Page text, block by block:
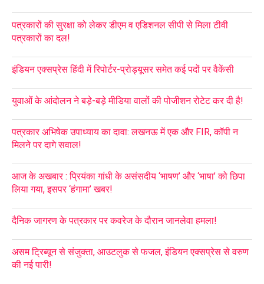
पत्रकारों की सुरक्षा को लेकर डीएम व एडिशनल सीपी से मिला टीवी
पत्रकारों का दल!
इंडियन एक्सप्रेस हिंदी में रिपोर्टर-प्रोड्यूसर समेत कई पदों पर वैकेंसी
युवाओं के आंदोलन ने बड़े-बड़े मीडिया वालों की पोजीशन रोटेट कर दी है!
पत्रकार अभिषेक उपाध्याय का दावा: लखनऊ में एक और FIR, कॉपी न
मिलने पर दागे सवाल!
आज के अखबार : प्रियंका गांधी के असंसदीय ‘भाषण’ और ‘भाषा’ को छिपा
लिया गया, इसपर ‘हंगामा’ खबर!
दैनिक जागरण के पत्रकार पर कवरेज के दौरान जानलेवा हमला!
असम ट्रिब्यून से संजुक्ता, आउटलुक से फजल, इंडियन एक्सप्रेस से वरुण
की नई पारी!